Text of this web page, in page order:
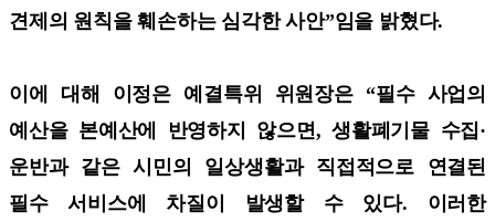
견제의 원칙을 훼손하는 심각한 사안”임을 밝혔다.
이에 대해 이정은 예결특위 위원장은 “필수 사업의
예산을 본예산에 반영하지 않으면, 생활폐기물 수집·
운반과 같은 시민의 일상생활과 직접적으로 연결된
필수 서비스에 차질이 발생할 수 있다. 이러한